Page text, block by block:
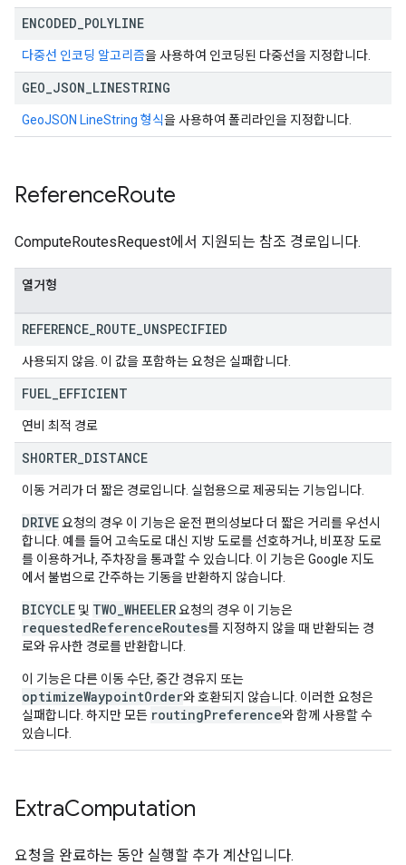
ENCODED POLYLINE
다중선 인코딩 알고리즘을 사용하여 인코딩된 다중선을 지정합니다.
GEO JSON LINESTRING
GeoJSON LineString 형식을 사용하여 폴리라인을 지정합니다.
ReferenceRoute
ComputeRoutesRequest에서 지원되는 참조 경로입니다.
열거형
REFERENCE ROUTE UNSPECIFIED
사용되지 않음. 이 값을 포함하는 요청은 실패합니다.
FUEL EFFICIENT
연비 최적 경로
SHORTER DISTANCE
이동 거리가 더 짧은 경로입니다. 실험용으로 제공되는 기능입니다.
DRIVE요청의 경우 이 기능은 운전 편의성보다 더 짧은 거리를 우선시
합니다. 예를 들어 고속도로 대신 지방 도로를 선호하거나, 비포장 도로
를 이용하거나, 주차장을 통과할 수 있습니다. 이 기능은 Google 지도
에서 불법으로 간주하는 기동을 반환하지 않습니다.
BICYCLE 및 TWO_WHEELER요청의 경우 이 기능은
requestedReferenceRoutes를 지정하지 않을 때 반환되는 경
로와 유사한 경로를 반환합니다.
이 기능은 다른 이동 수단, 중간 경유지 또는
optimizeWaypointOrder와 호환되지 않습니다. 이러한 요청은
실패합니다. 하지만 모든 routingPreference와 함께 사용할 수
있습니다.
ExtraComputation
요청을 완료하는 동안 실행할 추가 계산입니다.